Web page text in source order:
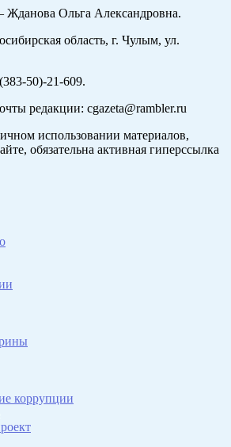
Ольга Александровна.
область, г. Чулым, ул.
50)-21-609.
редакции: cgazeta@rambler.ru
использовании материалов,
обязательна активная гиперссылка
коррупции